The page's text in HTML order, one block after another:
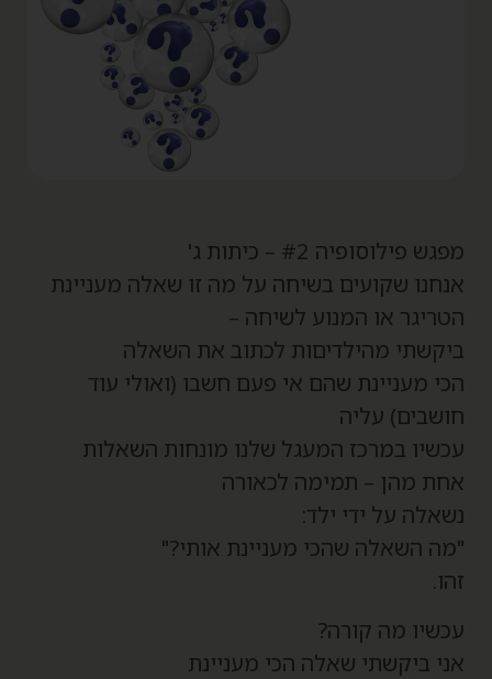
פילוסופיה #2 – כיתות ג'
שקועים בשיחה על מה זו שאלה מעניינת
או המנוע לשיחה –
מהילדיםות לכתוב את השאלה
מעניינת שהם אי פעם חשבו (ואולי עוד
עליה
במרכז המעגל שלנו מונחות השאלות
מהן – תמימה לכאורה
על ידי ילד:
השאלה שהכי מעניינת אותי?"
מה קורה?
ביקשתי שאלה הכי מעניינת